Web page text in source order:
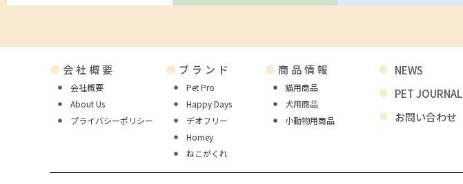
● 会社概要
会社概要
About Us
プライバシーポリシー
● ブランド
Pet Pro
Happy Days
デオフリー
Homey
ねこがくれ
● 商品情報
猫用商品
犬用商品
小動物用商品
NEWS
PET JOURNAL
お問い合わせ